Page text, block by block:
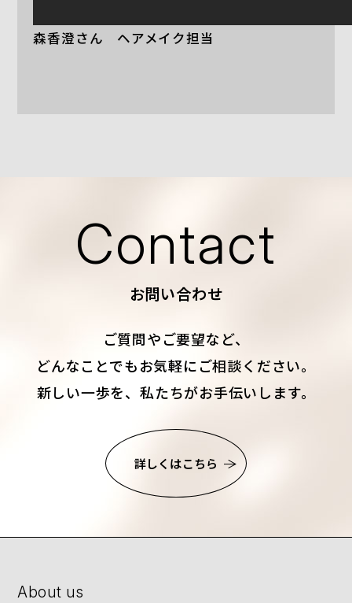
森香澄さん ヘアメイク担当
Contact
お問い合わせ
ご質問やご要望など、
どんなことでもお気軽にご相談ください。
新しい一歩を、私たちがお手伝いします。
詳しくはこちら
About us